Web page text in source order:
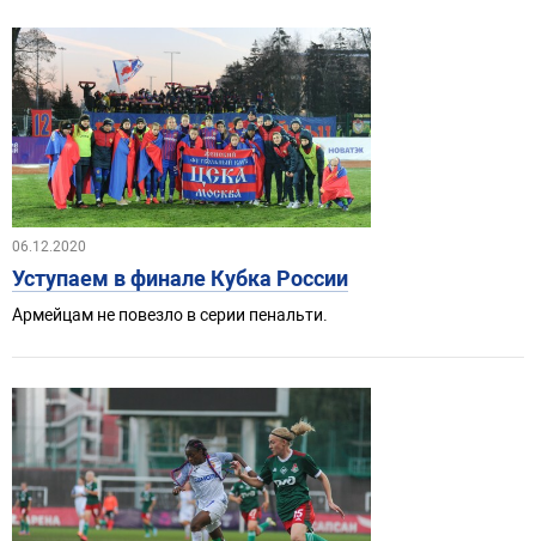
06.12.2020
Уступаем в финале Кубка России
Армейцам не повезло в серии пенальти.